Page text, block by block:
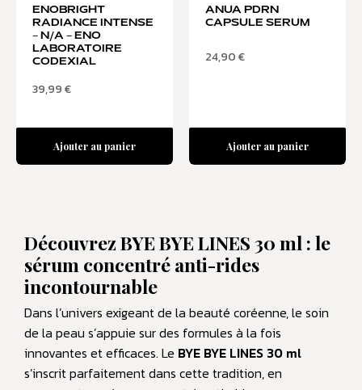
ENOBRIGHT
RADIANCE INTENSE
– N/A – ENO
LABORATOIRE
CODEXIAL
39,99€
Ajouter au panier
ANUA PDRN
CAPSULE SERUM
24,90€
Ajouter au panier
Découvrez BYE BYE LINES 30 ml : le
sérum concentré anti-rides
incontournable
Dans l’univers exigeant de la beauté coréenne, le soin
de la peau s’appuie sur des formules à la fois
innovantes et efficaces. Le BYE BYE LINES 30 ml
s’inscrit parfaitement dans cette tradition, en